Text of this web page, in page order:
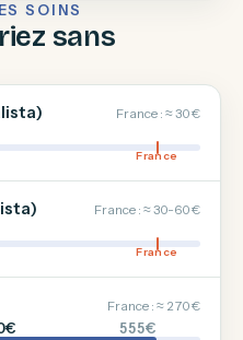
SOINS
sans
France : ≈ 30 €
France
France : ≈ 30-60 €
France
France : ≈ 270 €
555€